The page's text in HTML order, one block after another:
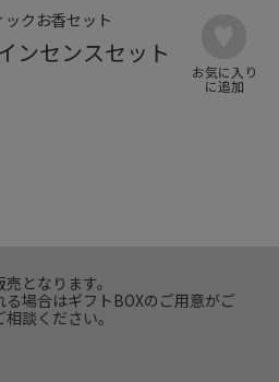
クお香セット
ンセンスセット
となります。
場合はギフトBOXのご用意がご
談ください。